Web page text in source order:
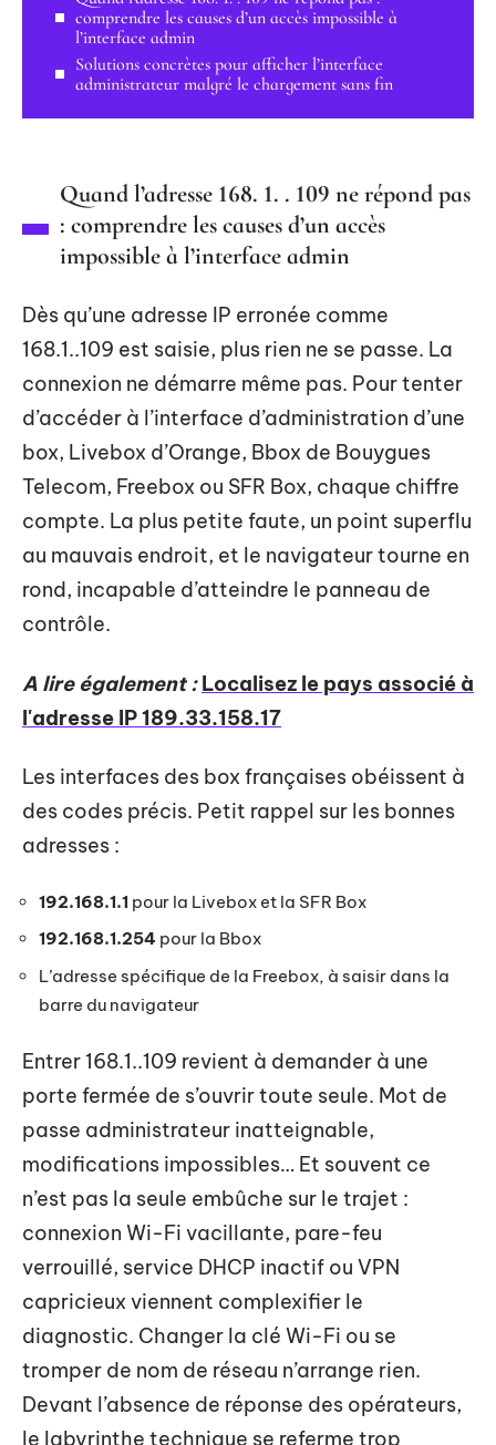
comprendre les causes d’un accès impossible à
l’interface admin
Solutions concrètes pour afficher l’interface
administrateur malgré le chargement sans fin
Quand l’adresse 168. 1. . 109 ne répond pas
: comprendre les causes d’un accès
impossible à l’interface admin
Dès qu’une adresse IP erronée comme
168.1..109 est saisie, plus rien ne se passe. La
connexion ne démarre même pas. Pour tenter
d’accéder à l’interface d’administration d’une
box, Livebox d’Orange, Bbox de Bouygues
Telecom, Freebox ou SFR Box, chaque chiffre
compte. La plus petite faute, un point superflu
au mauvais endroit, et le navigateur tourne en
rond, incapable d’atteindre le panneau de
contrôle.
A lire également : Localisez le pays associé à
l'adresse IP 189.33.158.17
Les interfaces des box françaises obéissent à
des codes précis. Petit rappel sur les bonnes
adresses :
192.168.1.1 pour la Livebox et la SFR Box
192.168.1.254 pour la Bbox
L’adresse spécifique de la Freebox, à saisir dans la
barre du navigateur
Entrer 168.1..109 revient à demander à une
porte fermée de s’ouvrir toute seule. Mot de
passe administrateur inatteignable,
modifications impossibles… Et souvent ce
n’est pas la seule embûche sur le trajet :
connexion Wi-Fi vacillante, pare-feu
verrouillé, service DHCP inactif ou VPN
capricieux viennent complexifier le
diagnostic. Changer la clé Wi-Fi ou se
tromper de nom de réseau n’arrange rien.
Devant l’absence de réponse des opérateurs,
le labyrinthe technique se referme trop